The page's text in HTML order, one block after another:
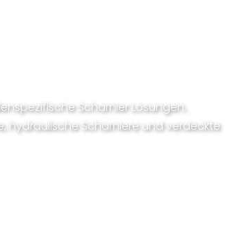
Scharnier Lösungen.
hydraulische Scharniere und verdeckte